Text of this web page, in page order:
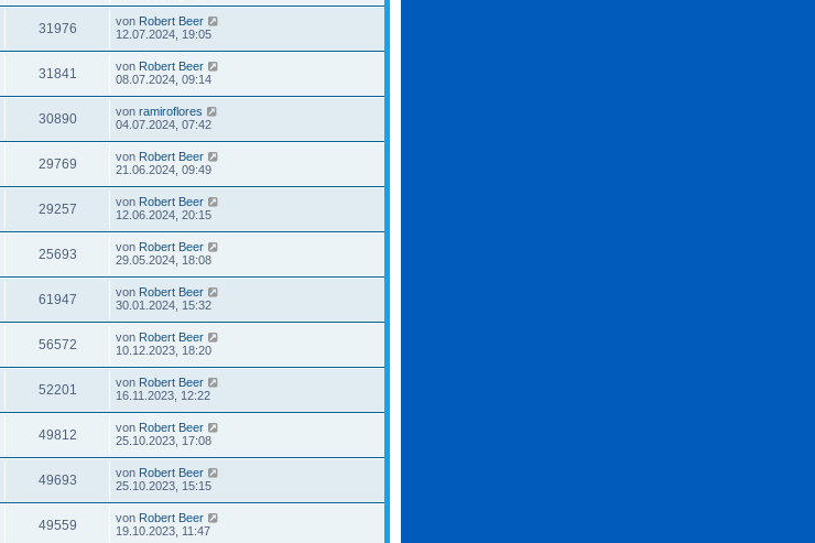
31976 von Robert Beer
12.07.2024, 19:05
31841 von Robert Beer
08.07.2024, 09:14
30890 von ramiroflores
04.07.2024, 07:42
29769 von Robert Beer
21.06.2024, 09:49
29257 von Robert Beer
12.06.2024, 20:15
25693 von Robert Beer
29.05.2024, 18:08
61947 von Robert Beer
30.01.2024, 15:32
56572 von Robert Beer
10.12.2023, 18:20
52201 von Robert Beer
16.11.2023, 12:22
49812 von Robert Beer
25.10.2023, 17:08
49693 von Robert Beer
25.10.2023, 15:15
49559 von Robert Beer
19.10.2023, 11:47